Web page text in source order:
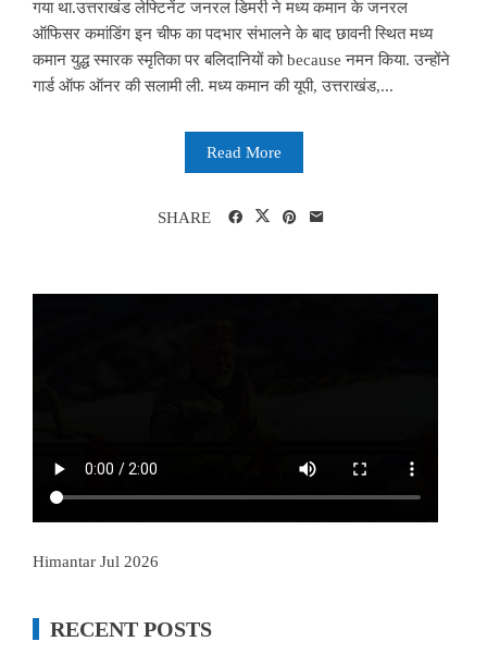
गया था.उत्तराखंड लेफ्टिनेंट जनरल डिमरी ने मध्य कमान के जनरल
ऑफिसर कमांडिंग इन चीफ का पदभार संभालने के बाद छावनी स्थित मध्य
कमान युद्ध स्मारक स्मृतिका पर बलिदानियों को because नमन किया. उन्होंने
गार्ड ऑफ ऑनर की सलामी ली. मध्य कमान की यूपी, उत्तराखंड,...
Read More
SHARE
Himantar Jul 2026
RECENT POSTS